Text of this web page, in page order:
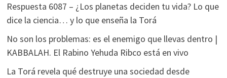
Respuesta 6087 – ¿Los planetas deciden tu vida? Lo que
dice la ciencia… y lo que enseña la Torá
No son los problemas: es el enemigo que llevas dentro |
KABBALAH. El Rabino Yehuda Ribco está en vivo
La Torá revela qué destruye una sociedad desde